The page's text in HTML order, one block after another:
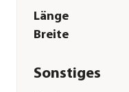
Länge
Breite
Sonstiges